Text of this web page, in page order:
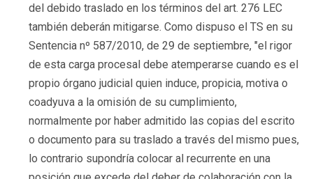
del debido traslado en los términos del art. 276 LEC
también deberán mitigarse. Como dispuso el TS en su
Sentencia nº 587/2010, de 29 de septiembre, "el rigor
de esta carga procesal debe atemperarse cuando es el
propio órgano judicial quien induce, propicia, motiva o
coadyuva a la omisión de su cumplimiento,
normalmente por haber admitido las copias del escrito
o documento para su traslado a través del mismo pues,
lo contrario supondría colocar al recurrente en una